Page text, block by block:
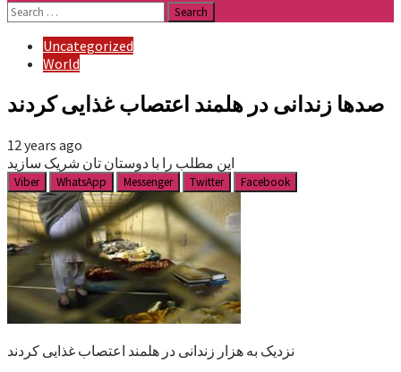
Search
for:
Uncategorized
World
صدها زندانی در هلمند اعتصاب غذایی کردند
12 years ago
این مطلب را با دوستان تان شریک سازید
Viber WhatsApp Messenger Twitter Facebook
نزدیک به هزار زندانی در هلمند اعتصاب غذایی کردند